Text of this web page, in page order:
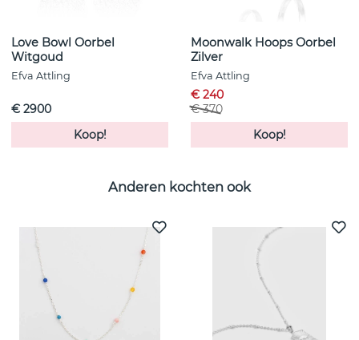
Love Bowl Oorbel
Witgoud
Efva Attling
€ 2900
Koop!
Moonwalk Hoops Oorbel
Zilver
Efva Attling
€ 240
€ 370
Koop!
Anderen kochten ook